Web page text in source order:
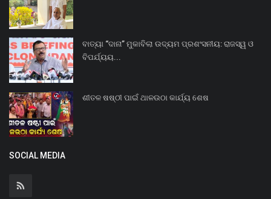
ବାତ୍ୟା “ଦାନା” ମୁକାବିଲା ଉଦ୍ୟମ ପ୍ରଶଂସନୀୟ: ରାଜସ୍ୱ ଓ
ବିପର୍ଯ୍ୟୟ...
ଶୀତଳ ଷଷ୍ଠୀ ପାଇଁ ଥାଳଉଠା କାର୍ଯ୍ୟ ଶେଷ
SOCIAL MEDIA